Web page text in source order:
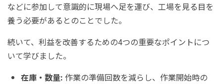
などに参加して意識的に現場へ足を運び、工場を見る目を
養う必要があるとのことでした。
続いて、利益を改善するための4つの重要なポイントにつ
いて学びました。
在庫・数量: 作業の準備回数を減らし、作業開始時の